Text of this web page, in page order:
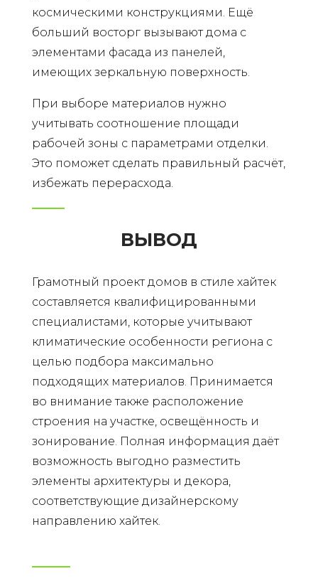
космическими конструкциями. Ещё
больший восторг вызывают дома с
элементами фасада из панелей,
имеющих зеркальную поверхность.
При выборе материалов нужно
учитывать соотношение площади
рабочей зоны с параметрами отделки.
Это поможет сделать правильный расчёт,
избежать перерасхода.
ВЫВОД
Грамотный проект домов в стиле хайтек
составляется квалифицированными
специалистами, которые учитывают
климатические особенности региона с
целью подбора максимально
подходящих материалов. Принимается
во внимание также расположение
строения на участке, освещённость и
зонирование. Полная информация даёт
возможность выгодно разместить
элементы архитектуры и декора,
соответствующие дизайнерскому
направлению хайтек.